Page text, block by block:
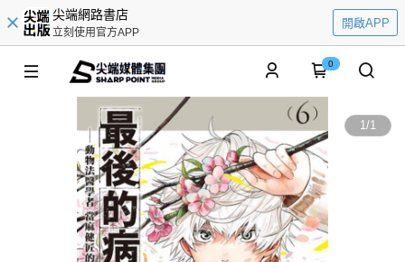
尖端網路書店
立刻使用官方APP
開啟APP
0
1/1